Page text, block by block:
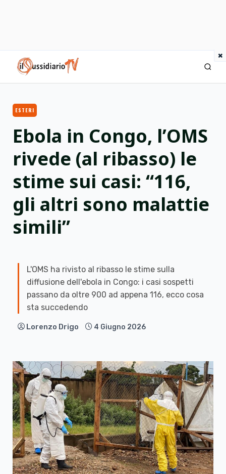
×
IlSussidiario TV
ESTERI
Ebola in Congo, l’OMS
rivede (al ribasso) le
stime sui casi: “116,
gli altri sono malattie
simili”
L'OMS ha rivisto al ribasso le stime sulla
diffusione dell'ebola in Congo: i casi sospetti
passano da oltre 900 ad appena 116, ecco cosa
sta succedendo
Lorenzo Drigo 4 Giugno 2026